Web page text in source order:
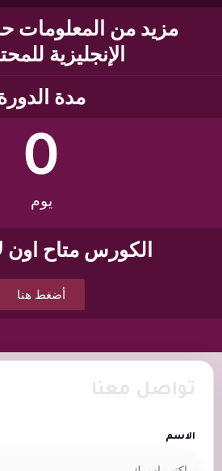
مزيد من المعلومات
الإنجليزية
مدة
يوم
0
الكورس متاح اون
أضغط هنا
تواصل معنا
الاسم